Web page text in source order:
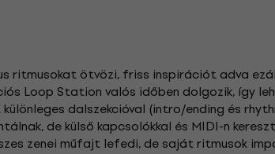
ritmusokat ötvözi, friss inspirációt adva
Loop Station valós időben dolgozik, így
dalszekcióval (intro/ending és
de külső kapcsolókkal és MIDI-n
zenei műfajt lefedi, de saját ritmusok